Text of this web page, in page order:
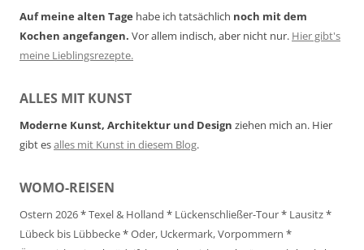
Auf meine alten Tage habe ich tatsächlich noch mit dem
Kochen angefangen. Vor allem indisch, aber nicht nur. Hier gibt's
meine Lieblingsrezepte.
ALLES MIT KUNST
Moderne Kunst, Architektur und Design ziehen mich an. Hier
gibt esalles mit Kunst in diesem Blog.
WOMO-REISEN
Ostern 2026*Texel & Holland * Lückenschließer-Tour* Lausitz*
Lübeck bis Lübbecke*Oder, Uckermark, Vorpommern *